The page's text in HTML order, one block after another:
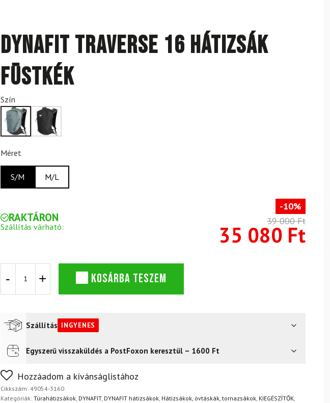
DYNAFIT Traverse 16 hátizsák
füstkék
Szín
Méret
S/M M/L
RAKTÁRON
Szállítás várható:
-10%
39 000 Ft
35 080 Ft
Traverse
mennyiség
KOSÁRBA TESZEM
Szállítás INGYENES
Futár a címreIngyenes
FoxPost
Egyszerű visszaküldés a PostFoxon keresztül – 1600 Ft
Nem biztos a választásában? Semmi gond – a terméket egyszerűen visszaküldheti 14
napon belül, indoklás nélkül.
Hozzáadom a kívánságlistához
Cikkszám: 49054-3160
Kategóriák: Túrahátizsákok, DYNAFIT, DYNAFIT hátizsákok, Hátizsákok, övtáskák, tornazsákok, KIEGÉSZÍTŐK,